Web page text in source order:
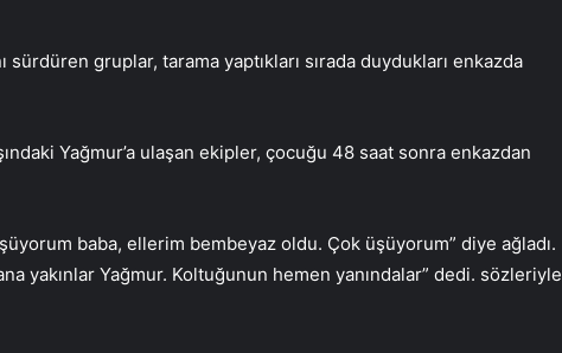
sürdüren gruplar, tarama yaptıkları sırada duydukları enkazda
Yağmur’a ulaşan ekipler, çocuğu 48 saat sonra enkazdan
baba, ellerim bembeyaz oldu. Çok üşüyorum” diye ağladı.
yakınlar Yağmur. Koltuğunun hemen yanındalar” dedi. sözleriyle